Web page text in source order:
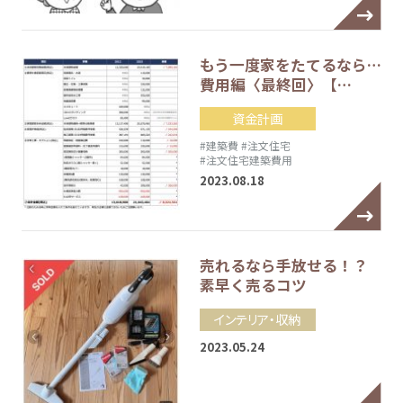
もう一度家をたてるなら…
費用編〈最終回〉【…
資金計画
#建築費 #注文住宅
#注文住宅建築費用
2023.08.18
売れるなら手放せる！？
素早く売るコツ
インテリア・収納
2023.05.24